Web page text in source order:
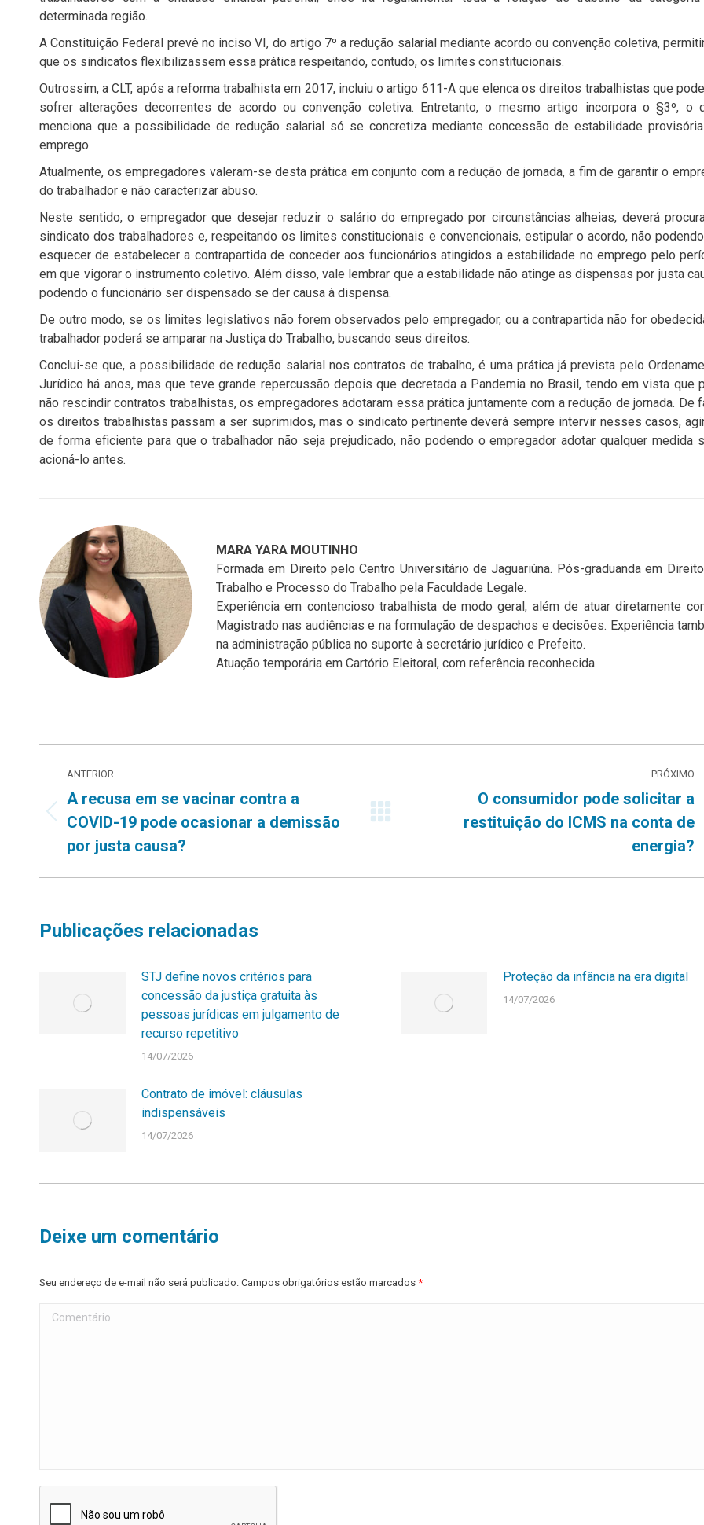
determinada região.
A Constituição Federal prevê no inciso VI, do artigo 7º a redução salarial mediante acordo ou convenção coletiva,
que os sindicatos flexibilizassem essa prática respeitando, contudo, os limites constitucionais.
Outrossim, a CLT, após a reforma trabalhista em 2017, incluiu o artigo 611-A que elenca os direitos trabalhistas que
sofrer alterações decorrentes de acordo ou convenção coletiva. Entretanto, o mesmo artigo incorpora o §3º, o
menciona que a possibilidade de redução salarial só se concretiza mediante concessão de estabilidade
emprego.
Atualmente, os empregadores valeram-se desta prática em conjunto com a redução de jornada, a fim de garantir o
do trabalhador e não caracterizar abuso.
Neste sentido, o empregador que desejar reduzir o salário do empregado por circunstâncias alheias, deverá
sindicato dos trabalhadores e, respeitando os limites constitucionais e convencionais, estipular o acordo, não
esquecer de estabelecer a contrapartida de conceder aos funcionários atingidos a estabilidade no emprego pelo
em que vigorar o instrumento coletivo. Além disso, vale lembrar que a estabilidade não atinge as dispensas por justa
podendo o funcionário ser dispensado se der causa à dispensa.
De outro modo, se os limites legislativos não forem observados pelo empregador, ou a contrapartida não for
trabalhador poderá se amparar na Justiça do Trabalho, buscando seus direitos.
Conclui-se que, a possibilidade de redução salarial nos contratos de trabalho, é uma prática já prevista pelo
Jurídico há anos, mas que teve grande repercussão depois que decretada a Pandemia no Brasil, tendo em vista que
não rescindir contratos trabalhistas, os empregadores adotaram essa prática juntamente com a redução de jornada. De
os direitos trabalhistas passam a ser suprimidos, mas o sindicato pertinente deverá sempre intervir nesses casos,
de forma eficiente para que o trabalhador não seja prejudicado, não podendo o empregador adotar qualquer medida
acioná-lo antes.
MARA YARA MOUTINHO
Formada em Direito pelo Centro Universitário de Jaguariúna. Pós-graduanda em
Trabalho e Processo do Trabalho pela Faculdade Legale.
Experiência em contencioso trabalhista de modo geral, além de atuar diretamente
Magistrado nas audiências e na formulação de despachos e decisões. Experiência
na administração pública no suporte à secretário jurídico e Prefeito.
Atuação temporária em Cartório Eleitoral, com referência reconhecida.
Navegação
de
post:
ANTERIOR
Post
anterior:
A recusa em se vacinar contra a
COVID-19 pode ocasionar a demissão
por justa causa?
PRÓXIMO
O consumidor pode solicitar a
restituição do ICMS na conta de
energia?
Publicações relacionadas
STJ define novos critérios para
concessão da justiça gratuita às
pessoas jurídicas em julgamento de
recurso repetitivo
14/07/2026
Proteção da infância na era digital
14/07/2026
Contrato de imóvel: cláusulas
indispensáveis
14/07/2026
Deixe um comentário
Seu endereço de e-mail não será publicado. Campos obrigatórios estão marcados *
Comentário